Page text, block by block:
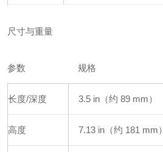
尺寸与重量
参数 规格
长度/深度 3.5 in（约 89 mm）
高度 7.13 in（约 181 mm）